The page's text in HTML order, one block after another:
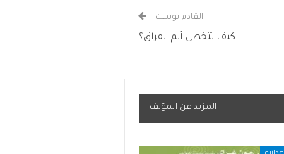
القادم بوست
كيف تتخطى ألم الفراق؟
المزيد عن المؤلف